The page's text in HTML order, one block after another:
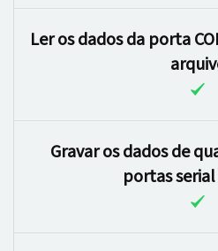
Ler os dados da porta
Gravar os dados de
portas